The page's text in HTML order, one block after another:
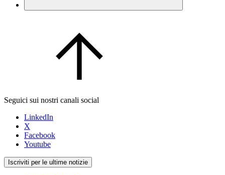
Seguici sui nostri canali social
LinkedIn
X
Facebook
Youtube
Iscriviti per le ultime notizie